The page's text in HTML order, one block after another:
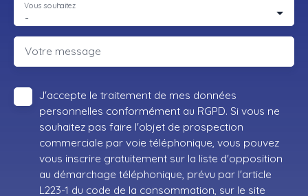
-
Vous souhaitez
Votre message
J'accepte le traitement de mes données
personnelles conformément au RGPD. Si vous ne
souhaitez pas faire l'objet de prospection
commerciale par voie téléphonique, vous pouvez
vous inscrire gratuitement sur la liste d'opposition
au démarchage téléphonique, prévu par l'article
L223-1 du code de la consommation, sur le site